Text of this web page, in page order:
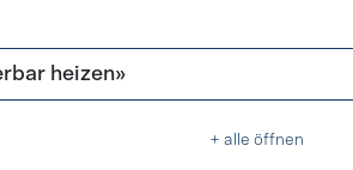
heizen»
+ alle öffnen